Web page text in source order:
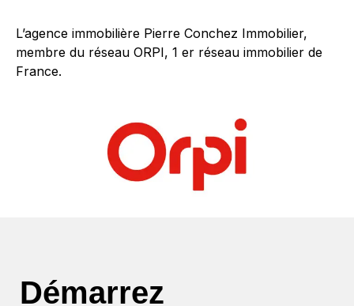
L’agence immobilière Pierre Conchez Immobilier,
membre du réseau ORPI, 1 er réseau immobilier de
France.
Démarrez